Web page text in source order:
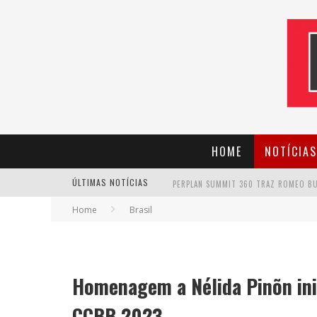
HOME NOTÍCIAS
ÚLTIMAS NOTÍCIAS
Home Brasil
Homenagem a Nélida Pinõn